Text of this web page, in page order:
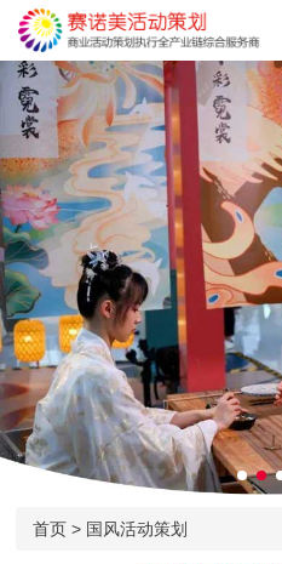
首页
解决方案
服务项目
客户案例
小丑气球
沙画表演
新闻动态
活动知识
关于我们
首页> 国风活动策划